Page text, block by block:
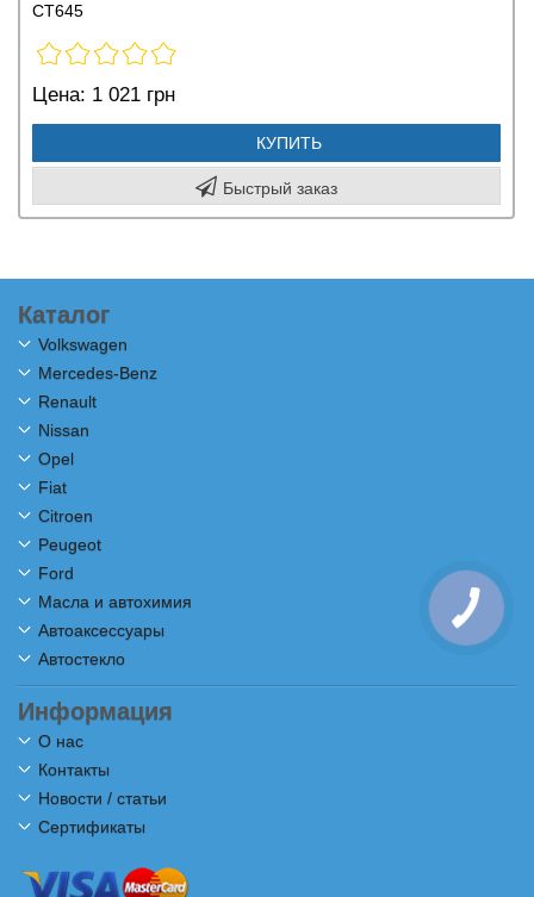
CT645
Цена: 1 021 грн
КУПИТЬ
Быстрый заказ
Каталог
Volkswagen
Mercedes-Benz
Renault
Nissan
Opel
Fiat
Citroen
Peugeot
Ford
Масла и автохимия
Автоаксессуары
Автостекло
Информация
О нас
Контакты
Новости / статьи
Сертификаты